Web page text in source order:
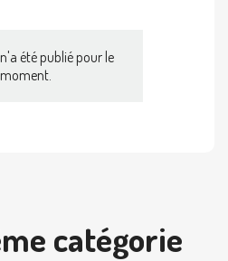
été publié pour le
moment.
catégorie